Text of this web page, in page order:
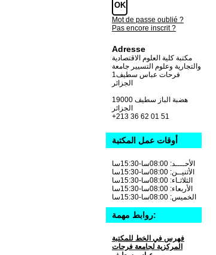
Mot de passe oublié ?
Pas encore inscrit ?
Adresse
مكتبة كلية العلوم الاقتصادية
والتجارية وعلوم التسيير جامعة
فرحات عباس سطيف1
الجزائر
19000 هضبة الباز سطيف
+213 36 62 01 51
أوقات عمل المكتبة
الأحــــد: 08:00سا-15:30سا
الأثنيــن: 08:00سا-15:30سا
الثلاثـاء: 08:00سا-15:30سا
الأربعاء: 08:00سا-15:30سا
الخميس: 08:00سا-15:30سا
روابط مهمة:
فهرس في الخط للمكتبة
المركزية لجامعة فرحات